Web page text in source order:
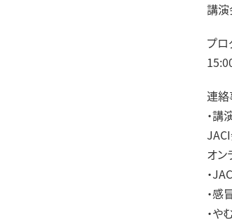
講演
プロ
連
・講
オン
・
・
・